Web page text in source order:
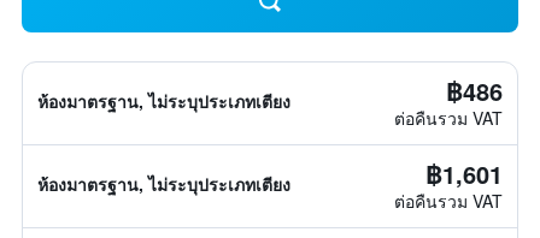
ห้องมาตรฐาน, ไม่ระบุประเภทเตียง ฿486
ต่อคืนรวม VAT
ห้องมาตรฐาน, ไม่ระบุประเภทเตียง ฿1,601
ต่อคืนรวม VAT